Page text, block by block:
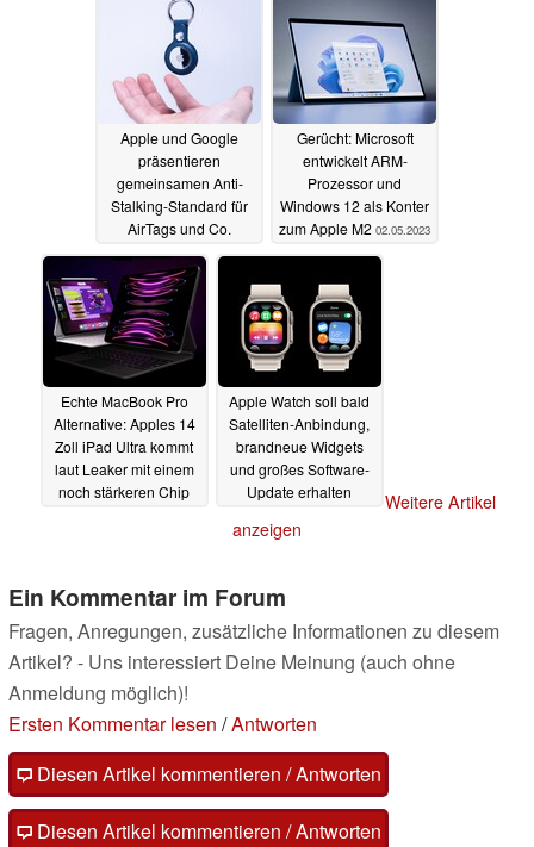
Apple und Google
präsentieren
gemeinsamen Anti-
Stalking-Standard für
AirTags und Co.
02.05.2023
Gerücht: Microsoft
entwickelt ARM-
Prozessor und
Windows 12 als Konter
zum Apple M2 02.05.2023
Echte MacBook Pro
Alternative: Apples 14
Zoll iPad Ultra kommt
laut Leaker mit einem
noch stärkeren Chip
Apple Watch soll bald
Satelliten-Anbindung,
brandneue Widgets
und großes Software-
Update erhalten
Weitere Artikel
anzeigen
Ein Kommentar im Forum
Fragen, Anregungen, zusätzliche Informationen zu diesem
Artikel? - Uns interessiert Deine Meinung (auch ohne
Anmeldung möglich)!
Ersten Kommentar lesen /Antworten
Diesen Artikel kommentieren / Antworten
Diesen Artikel kommentieren / Antworten